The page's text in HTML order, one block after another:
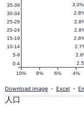
人
口
ピ
ラ
3.0%
10% 8% 6% 4%
0-4
5-9
10-14
15-19
20-24
25-29
30-34
35-39
Download image - Excel -
人口